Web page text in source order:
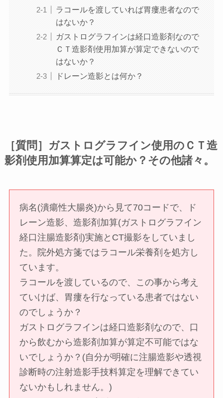
ラコールを渡していれば胃瘻患者なので
はないか？
ガストログラフインは経口造影剤なので
ＣＴ造影剤使用加算が算定できないので
はないか？
ドレーン造影とは何か？
［質問］ガストログラフイン使用のＣＴ造
影剤使用加算算定は可能か？その他諸々。
病名(潰瘍性大腸炎)から見て70コードで、ド
レーン造影、造影剤加算(ガストログラフイン
経口注腸造影剤)実施とCT撮影をしていまし
た。院外処方箋ではラコール栄養剤を処方し
ています。
ラコールを渡しているので、この事から考え
ていけば、胃瘻を行なっている患者ではない
のでしょうか？
ガストログラフインは経口造影剤なので、口
から飲むから造影剤加算が算定不可能ではな
いでしょうか？(自分が明確に注腸造影や透視
診断時の注射造影手技料算定を理解できてい
ないかもしれません。)